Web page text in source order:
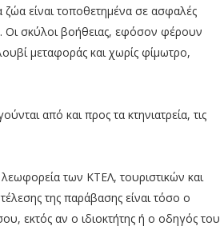
ζώα είναι τοποθετημένα σε ασφαλές
Οι σκύλοι βοήθειας, εφόσον φέρουν
μεταφοράς και χωρίς φίμωτρο,
από και προς τα κτηνιατρεία, τις
των ΚΤΕΛ, τουριστικών και
της παράβασης είναι τόσο ο
εκτός αν ο ιδιοκτήτης ή ο οδηγός του